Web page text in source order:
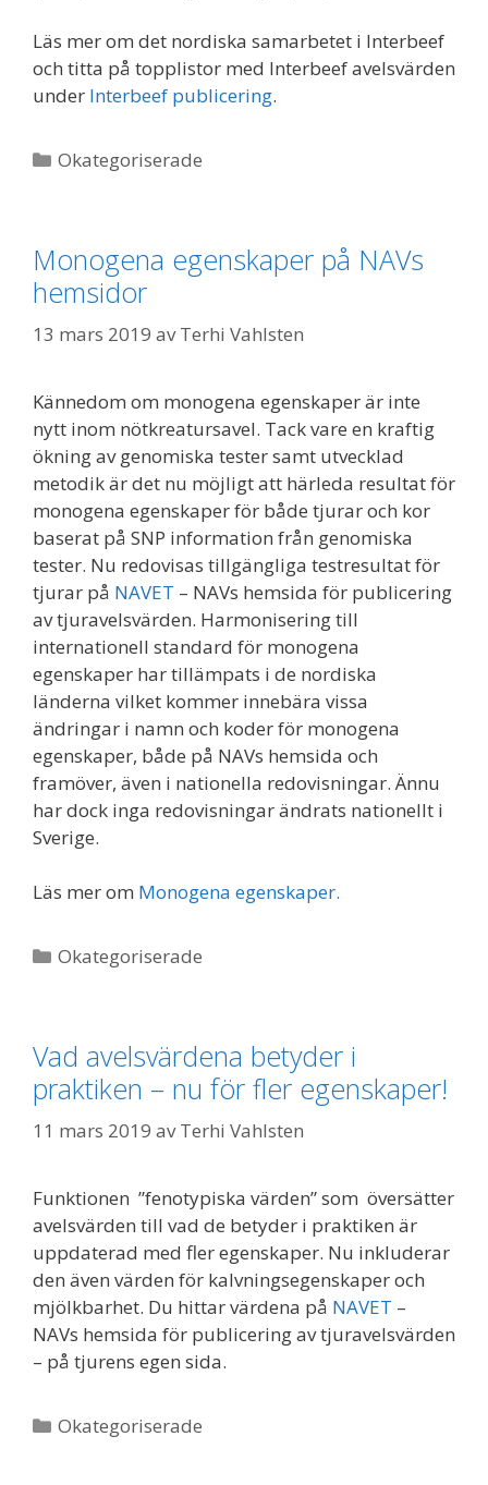
Läs mer om det nordiska samarbetet i Interbeef
och titta på topplistor med Interbeef avelsvärden
under Interbeef publicering.
Kategorier
Okategoriserade
Monogena egenskaper på NAVs
hemsidor
13 mars 2019 avTerhi Vahlsten
Kännedom om monogena egenskaper är inte
nytt inom nötkreatursavel. Tack vare en kraftig
ökning av genomiska tester samt utvecklad
metodik är det nu möjligt att härleda resultat för
monogena egenskaper för både tjurar och kor
baserat på SNP information från genomiska
tester. Nu redovisas tillgängliga testresultat för
tjurar på NAVET – NAVs hemsida för publicering
av tjuravelsvärden. Harmonisering till
internationell standard för monogena
egenskaper har tillämpats i de nordiska
länderna vilket kommer innebära vissa
ändringar i namn och koder för monogena
egenskaper, både på NAVs hemsida och
framöver, även i nationella redovisningar. Ännu
har dock inga redovisningar ändrats nationellt i
Sverige.
Läs mer om Monogena egenskaper.
Kategorier
Okategoriserade
Vad avelsvärdena betyder i
praktiken – nu för fler egenskaper!
11 mars 2019 avTerhi Vahlsten
Funktionen ”fenotypiska värden” som översätter
avelsvärden till vad de betyder i praktiken är
uppdaterad med fler egenskaper. Nu inkluderar
den även värden för kalvningsegenskaper och
mjölkbarhet. Du hittar värdena på NAVET –
NAVs hemsida för publicering av tjuravelsvärden
– på tjurens egen sida.
Kategorier
Okategoriserade